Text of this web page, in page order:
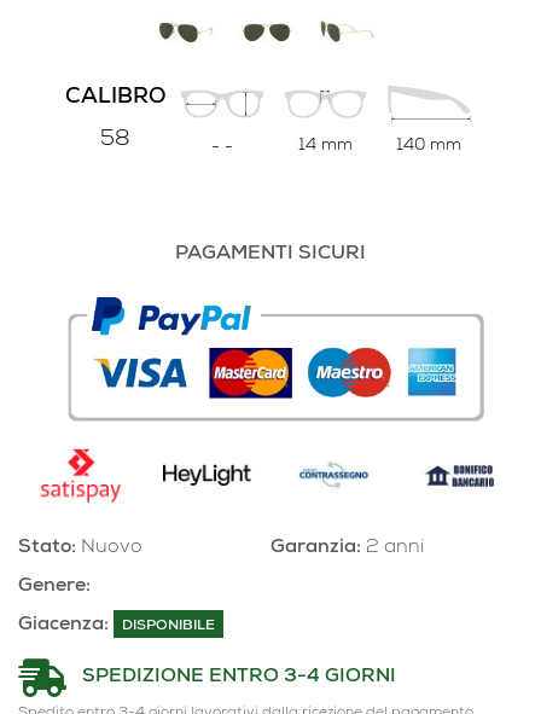
CALIBRO
58 - - 14 mm 140 mm
PAGAMENTI SICURI
Stato: Nuovo
Genere:
Garanzia: 2 anni
Giacenza: DISPONIBILE
SPEDIZIONE ENTRO 3-4 GIORNI